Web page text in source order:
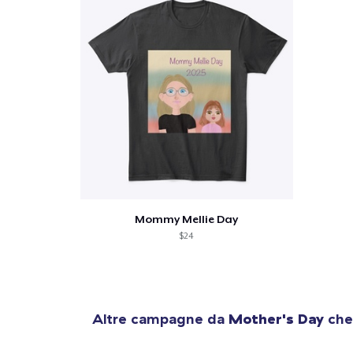
Mommy Mellie Day
$24
Altre campagne da Mother's Day